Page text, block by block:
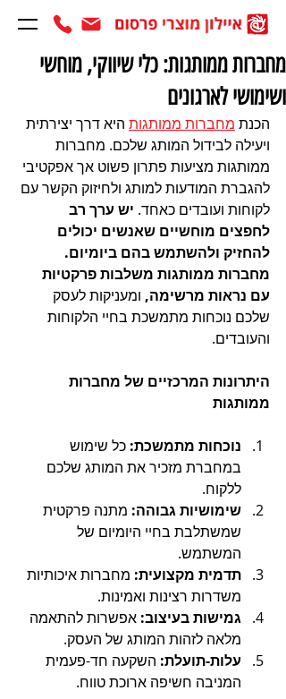
מחברות ממותגות: כלי שיווקי, מוחשי
ושימושי לארגונים
הכנת מחברות ממותגות היא דרך יצירתית
ויעילה לבידול המותג שלכם. מחברות
ממותגות מציעות פתרון פשוט אך אפקטיבי
להגברת המודעות למותג ולחיזוק הקשר עם
לקוחות ועובדים כאחד. יש ערך רב
לחפצים מוחשיים שאנשים יכולים
להחזיק ולהשתמש בהם ביומיום.
מחברות ממותגות משלבות פרקטיות
עם נראות מרשימה, ומעניקות לעסק
שלכם נוכחות מתמשכת בחיי הלקוחות
והעובדים.
היתרונות המרכזיים של מחברות
ממותגות
נוכחות מתמשכת: כל שימוש
במחברת מזכיר את המותג שלכם
ללקוח.
שימושיות גבוהה: מתנה פרקטית
שמשתלבת בחיי היומיום של
המשתמש.
תדמית מקצועית: מחברות איכותיות
משדרות רצינות ואמינות.
גמישות בעיצוב: אפשרות להתאמה
מלאה לזהות המותג של העסק.
עלות-תועלת: השקעה חד-פעמית
המניבה חשיפה ארוכת טווח.